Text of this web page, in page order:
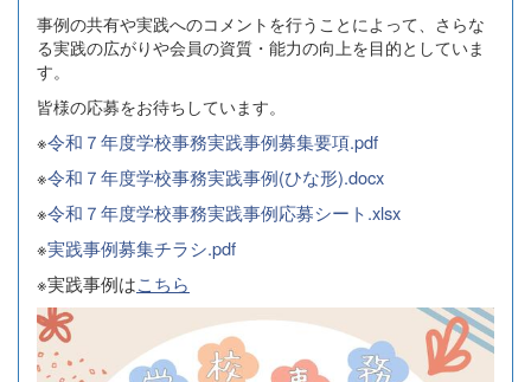
事例の共有や実践へのコメントを行うことによって、さらな
る実践の広がりや会員の資質・能力の向上を目的としていま
す。
皆様の応募をお待ちしています。
※令和７年度学校事務実践事例募集要項.pdf
※令和７年度学校事務実践事例(ひな形).docx
※令和７年度学校事務実践事例応募シート.xlsx
※実践事例募集チラシ.pdf
※実践事例はこちら